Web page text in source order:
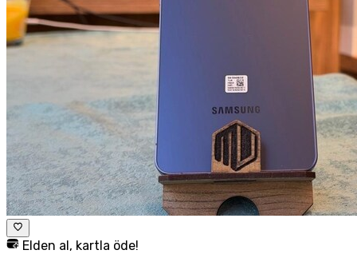
Elden al, kartla öde!